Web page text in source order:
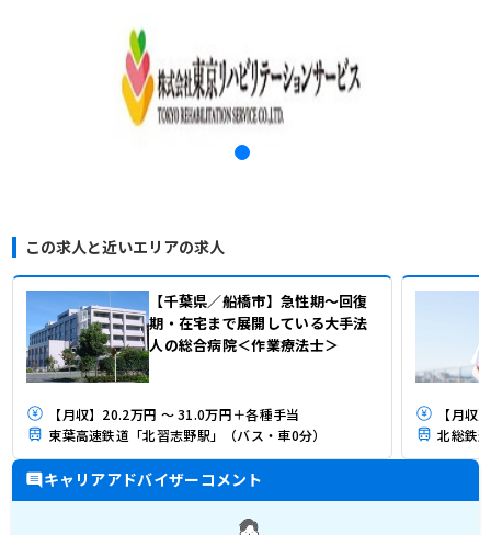
この求人と近いエリアの求人
【千葉県／船橋市】急性期～回復
期・在宅まで展開している大手法
人の総合病院＜作業療法士＞
【月収】20.2万円 ～ 31.0万円＋各種手当
東葉高速鉄道「北習志野駅」（バス・車0分）
【月収
北総鉄
キャリアアドバイザーコメント